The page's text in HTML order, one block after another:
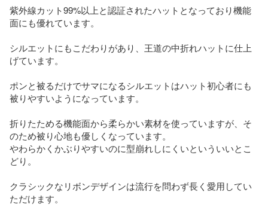
紫外線カット99%以上と認証されたハットとなっており機能
面にも優れています。
シルエットにもこだわりがあり、王道の中折れハットに仕上
げています。
ポンと被るだけでサマになるシルエットはハット初心者にも
被りやすいようになっています。
折りたためる機能面から柔らかい素材を使っていますが、そ
のため被り心地も優しくなっています。
やわらかくかぶりやすいのに型崩れしにくいといういいとこ
どり。
クラシックなリボンデザインは流行を問わず長く愛用してい
ただけます。